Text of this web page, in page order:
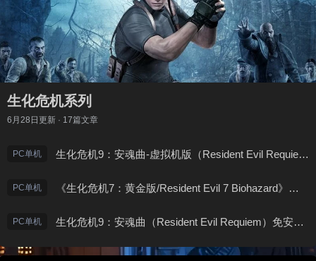
生化危机系列
6月28日 更新 · 17篇文章
PC单机 生化危机9：安魂曲-虚拟机版（Resident Evil Requiem HYPERVISOR）免安装中文版
PC单机 《生化危机7：黄金版/Resident Evil 7 Biohazard》免安装中文版
PC单机 生化危机9：安魂曲（Resident Evil Requiem）免安装中文版